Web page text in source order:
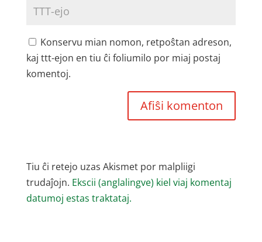
Konservu mian nomon, retpoŝtan adreson,
kaj ttt-ejon en tiu ĉi foliumilo por miaj postaj
komentoj.
Tiu ĉi retejo uzas Akismet por malpliigi
trudaĵojn. Ekscii (anglalingve) kiel viaj komentaj
datumoj estas traktataj.